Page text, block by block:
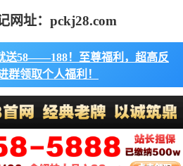
网址：pckj28.com